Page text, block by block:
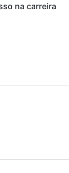
na carreira